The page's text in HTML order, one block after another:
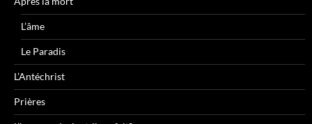
L’âme
Le Paradis
L’Antéchrist
Prières